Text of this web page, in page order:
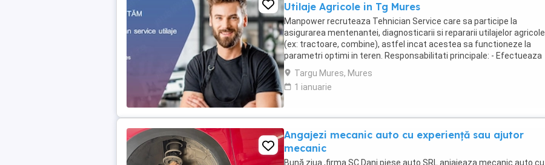
Utilaje Agricole in Tg Mures
Manpower recruteaza Tehnician Service care sa participe la
asigurarea mentenantei, diagnosticarii si repararii utilajelor agricole
(ex: tractoare, combine), astfel incat acestea sa functioneze la
parametri optimi in teren. Responsabilitati principale: - Efectueaza
diagnoza tehnica (mecanica, electrica, ...
Targu Mures, Mures
1 ianuarie
Angajezi mecanic auto cu experiență sau ajutor
mecanic
Bună ziua ,firma SC Dani piese auto SRL anjajeaza mecanic auto cu